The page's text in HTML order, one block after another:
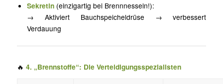
Sekretin (einzigartig bei Brennnesseln!):
→ Aktiviert Bauchspeicheldrüse → verbessert
Verdauung
🔥 4. „Brennstoffe“: Die Verteidigungsspezialisten